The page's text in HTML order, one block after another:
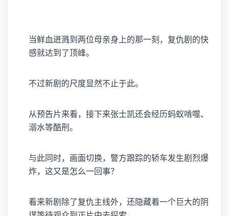
当鲜血迸溅到两位母亲身上的那一刻，复仇剧的快
感就达到了顶峰。
不过新剧的尺度显然不止于此。
从预告片来看，接下来张士凯还会经历蚂蚁啃噬、
溺水等酷刑。
与此同时，画面切换，警方跟踪的轿车发生剧烈爆
炸，这又是怎么一回事？
看来新剧除了复仇主线外，还隐藏着一个巨大的阴